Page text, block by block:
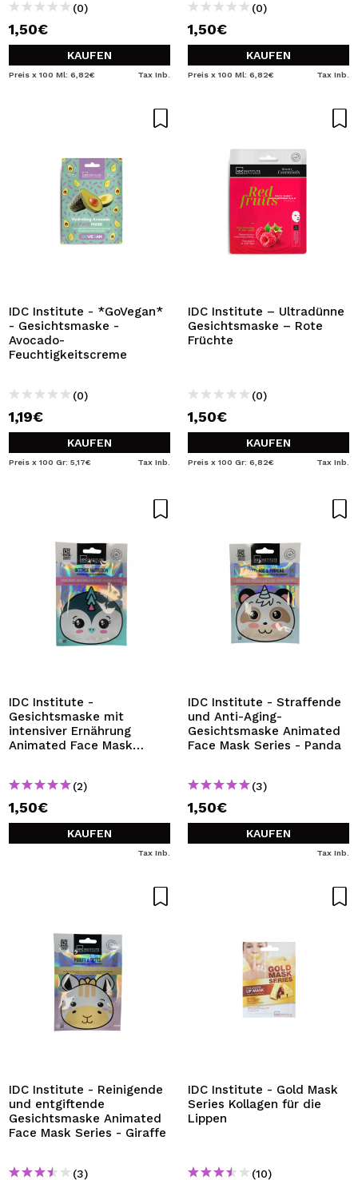
(0)
1,50€
KAUFEN
Preis x 100 Ml: 6,82€ Tax Inb.
(0)
1,50€
KAUFEN
Preis x 100 Ml: 6,82€ Tax Inb.
IDC Institute - *GoVegan*
- Gesichtsmaske -
Avocado-
Feuchtigkeitscreme
(0)
1,19€
KAUFEN
Preis x 100 Gr: 5,17€ Tax Inb.
IDC Institute – Ultradünne
Gesichtsmaske – Rote
Früchte
(0)
1,50€
KAUFEN
Preis x 100 Gr: 6,82€ Tax Inb.
IDC Institute -
Gesichtsmaske mit
intensiver Ernährung
Animated Face Mask
(2)
1,50€
KAUFEN
Tax Inb.
IDC Institute - Straffende
und Anti-Aging-
Gesichtsmaske Animated
Face Mask Series - Panda
(3)
1,50€
KAUFEN
Tax Inb.
IDC Institute - Reinigende
und entgiftende
Gesichtsmaske Animated
Face Mask Series - Giraffe
(3)
IDC Institute - Gold Mask
Series Kollagen für die
Lippen
(10)